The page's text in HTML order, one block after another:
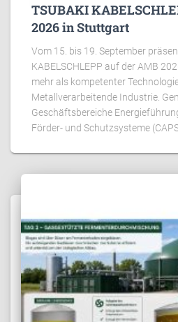
TSUBAKI
2026 in Stuttgart
Vom 15. bis 19. September
KABELSCHLEPP auf der AMB
mehr als kompetenter
Metallverarbeitende Industrie.
Geschäftsbereiche
Förder- und Schutzsysteme